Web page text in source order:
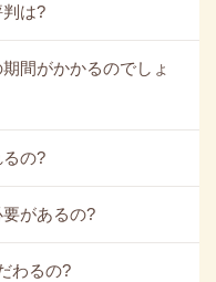
は?
間がかかるのでしょ
の?
があるの?
わるの?